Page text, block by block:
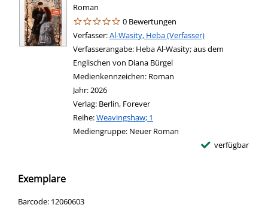
Roman
0 Bewertungen
Verfasser:Suche nach diesem Verfasser
Al-Wasity, Heba (Verfasser)
Verfasserangabe: Heba Al-Wasity; aus dem
Englischen von Diana Bürgel
Medienkennzeichen: Roman
Jahr:2026
Verlag: Berlin, Forever
Reihe:Weavingshaw; 1
Mediengruppe: Neuer Roman
verfügbar
Exemplare
Barcode: 12060603